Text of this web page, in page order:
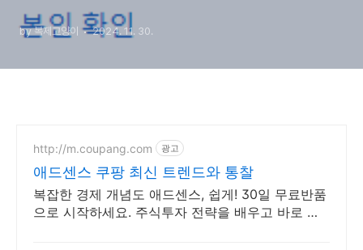
by 복제고양이 2024. 11. 30.
http://m.coupang.com 광고
애드센스 쿠팡 최신 트렌드와 통찰
복잡한 경제 개념도 애드센스, 쉽게! 30일 무료반품
으로 시작하세요. 주식투자 전략을 배우고 바로 실